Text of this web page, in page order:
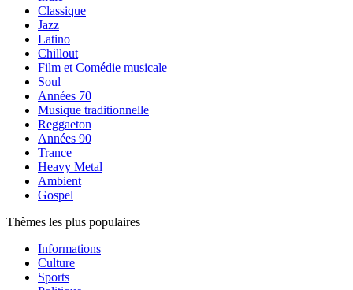
Classique
Jazz
Latino
Chillout
Film et Comédie musicale
Soul
Années 70
Musique traditionnelle
Reggaeton
Années 90
Trance
Heavy Metal
Ambient
Gospel
Thèmes les plus populaires
Informations
Culture
Sports